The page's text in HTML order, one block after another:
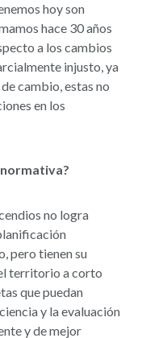
hoy son
hace 30 años
a los cambios
injusto, ya
cambio, estas no
en los
no logra
pero tienen su
territorio a corto
que puedan
y la evaluación
y de mejor